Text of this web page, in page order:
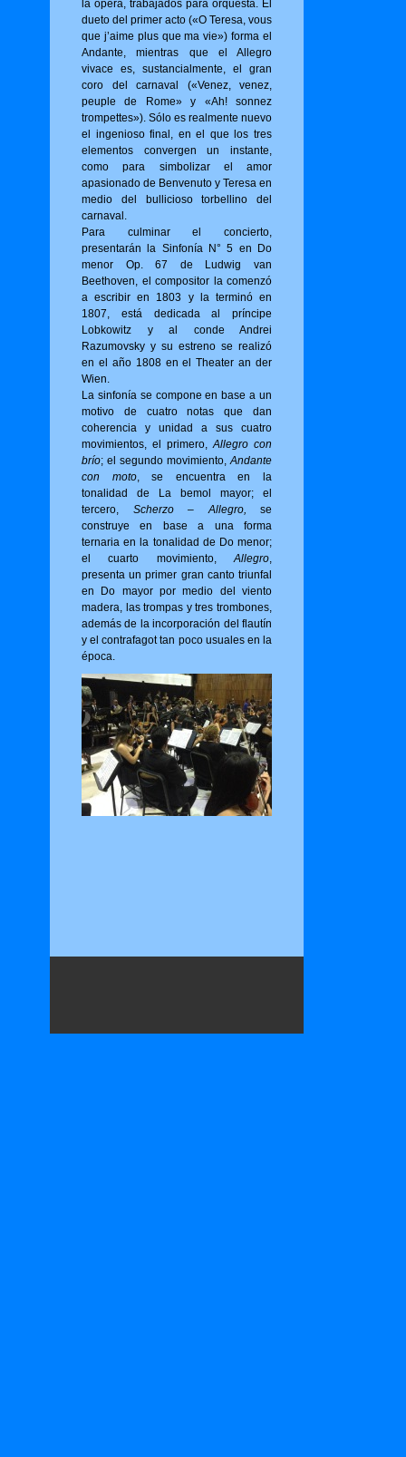
la ópera, trabajados para orquesta. El
dueto del primer acto («O Tere­sa, vous
que j’aime plus que ma vie») for­ma el
Andante, mientras que el Allegro
vivace es, sustancialmente, el gran
coro del carnaval («Venez, venez,
peuple de Rome» y «Ah! sonnez
trompettes»). Sólo es realmente nuevo
el ingenioso final, en el que los tres
elementos convergen un instante,
como para simbolizar el amor
apasionado de Benvenuto y Teresa en
medio del bullicioso torbellino del
carnaval.
Para culminar el concierto,
presentarán la Sinfonía N° 5 en Do
menor Op. 67 de Ludwig van
Beethoven, el compositor la comenzó
a escribir en 1803 y la terminó en
1807, está dedicada al príncipe
Lobkowitz y al conde Andrei
Razumovsky y su estreno se realizó
en el año 1808 en el Theater an der
Wien.
La sinfonía se compone en base a un
motivo de cuatro notas que dan
coherencia y unidad a sus cuatro
movimientos, el primero,Allegro con
brío; el segundo movimiento,Andante
con moto, se encuentra en la
tonalidad de La bemol mayor; el
tercero, Scherzo – Allegro, se
construye en base a una forma
ternaria en la tonalidad de Do menor;
el cuarto movimiento,Allegro,
presenta un primer gran canto triunfal
en Do mayor por medio del viento
madera, las trompas y tres trombones,
además de la incorporación del flautín
y el contrafagot tan poco usuales en la
época.